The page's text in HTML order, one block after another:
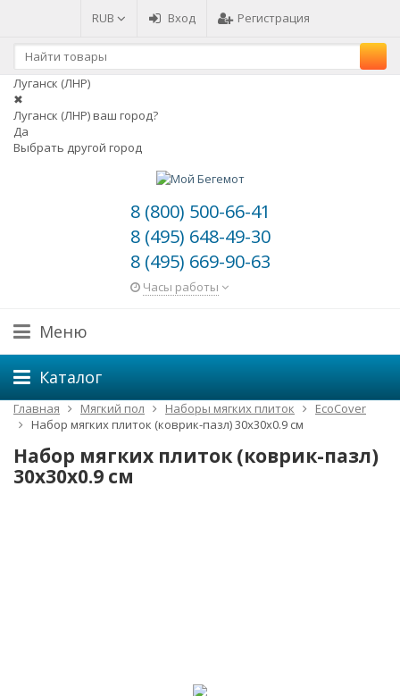
RUB Вход Регистрация
Луганск (ЛНР)
✖
Луганск (ЛНР) ваш город?
Да
Выбрать другой город
8 (800) 500-66-41
8 (495) 648-49-30
8 (495) 669-90-63
Часы работы
Меню
Каталог
Главная Мягкий пол Наборы мягких плиток
EcoCover
Набор мягких плиток (коврик-пазл) 30х30x0.9 см
Набор мягких плиток (коврик-пазл)
30х30x0.9 см